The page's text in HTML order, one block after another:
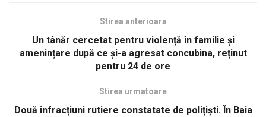
Stirea anterioara
Un tânăr cercetat pentru violență în familie și
amenințare după ce și-a agresat concubina, reținut
pentru 24 de ore
Stirea urmatoare
Două infracțiuni rutiere constatate de polițiști. În Baia